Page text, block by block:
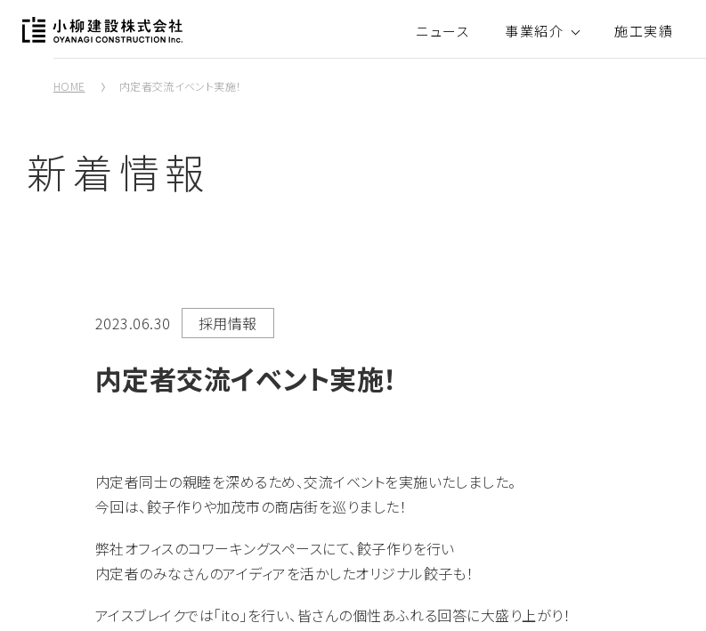
ニュース 事業紹介 施工実績
HOME 内定者交流イベント実施！
新着情報
2023.06.30 採用情報
内定者交流イベント実施！
内定者同士の親睦を深めるため、交流イベントを実施いたしました。
今回は、餃子作りや加茂市の商店街を巡りました！
弊社オフィスのコワーキングスペースにて、餃子作りを行い
内定者のみなさんのアイディアを活かしたオリジナル餃子も！
アイスブレイクでは「ito」を行い、皆さんの個性あふれる回答に大盛り上がり！